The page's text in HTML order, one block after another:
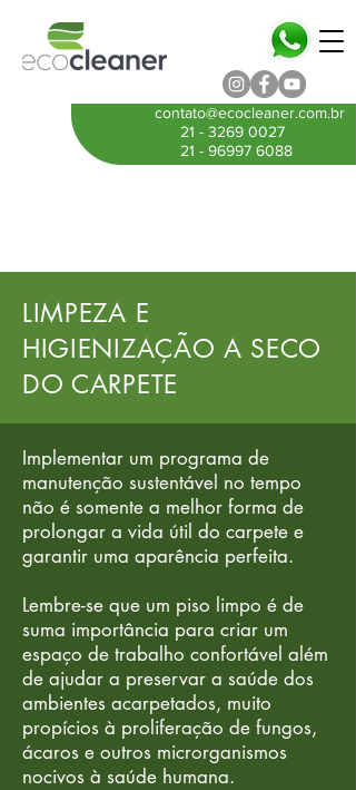
contato@ecocleaner.com.br
21 - 3269 0027
21 - 96997 6088
LIMPEZA E
HIGIENIZAÇÃO A SECO
DO CARPETE
Implementar um programa de
manutenção sustentável no tempo
não é somente a melhor forma de
prolongar a vida útil do carpete e
garantir uma aparência perfeita.
Lembre-se que um piso limpo é de
suma importância para criar um
espaço de trabalho confortável além
de ajudar a preservar a saúde dos
ambientes acarpetados, muito
propícios à proliferação de fungos,
ácaros e outros microrganismos
nocivos à saúde humana.